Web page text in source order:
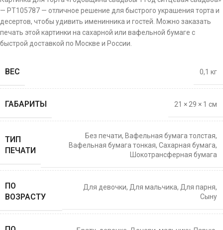
— PT105787 — отличное решение для быстрого украшения торта и
десертов, чтобы удивить именинника и гостей. Можно заказать
печать этой картинки на сахарной или вафельной бумаге с
быстрой доставкой по Москве и России.
ВЕС 0,1 кг
ГАБАРИТЫ 21 × 29 × 1 см
ТИП
ПЕЧАТИ
Без печати, Вафельная бумага толстая,
Вафельная бумага тонкая, Сахарная бумага,
Шокотрансферная бумага
ПО
ВОЗРАСТУ
Для девочки, Для мальчика, Для парня,
Сыну